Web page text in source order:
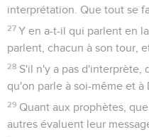
interprétation. Que tout se
27 Y en a-t-il qui parlent en
parlent, chacun à son tour,
28 S'il n'y a pas d'interprète,
qu'on parle à soi-même et à
29 Quant aux prophètes,
autres évaluent leur